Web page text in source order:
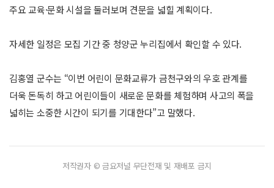
주요 교육·문화 시설을 둘러보며 견문을 넓힐 계획이다.
자세한 일정은 모집 기간 중 청양군 누리집에서 확인할 수 있다.
김홍열 군수는 “이번 어린이 문화교류가 금천구와의 우호 관계를
더욱 돈독히 하고 어린이들이 새로운 문화를 체험하며 사고의 폭을
넓히는 소중한 시간이 되기를 기대한다”고 말했다.
저작권자 © 금요저널 무단전재 및 재배포 금지